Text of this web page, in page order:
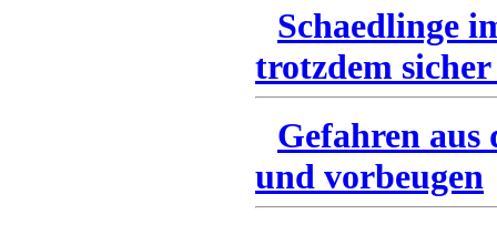
Schaedlinge
trotzdem
Gefahren
und vorbeugen